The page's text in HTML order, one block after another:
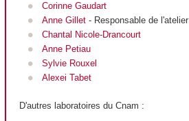
Corinne Gaudart
Anne Gillet- Responsable de l'atelier
Chantal Nicole-Drancourt
Anne Petiau
Sylvie Rouxel
Alexei Tabet
D'autres laboratoires du Cnam :